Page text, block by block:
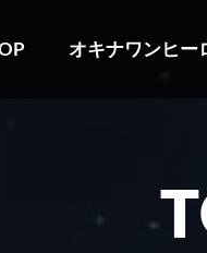
オキナワンヒー